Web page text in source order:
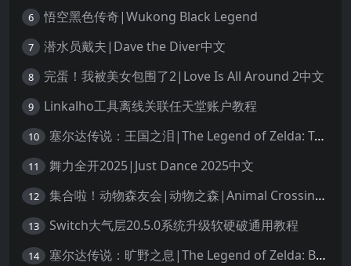
6 悟空黑色传奇|Wukong Black Legend
7 潜水员戴夫|Dave the Diver中文
8 完蛋！我被美女包围了2|Love Is All Around 2中文
9 Linkalho工具离线关联任天堂账户教程
10 塞尔达传说：王国之泪|The Legend of Zelda: Tears of the Kingdom中文
11 舞力全开2025|Just Dance 2025中文
12 集合啦！动物森友会|动物之森|Animal Crossing: New Horizons中文
13 Switch大气层20.5.0系统升级软硬破通用教程
14 塞尔达传说：旷野之息|The Legend of Zelda: Breath of the Wild中文